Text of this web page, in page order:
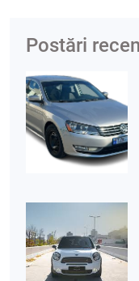
Postări